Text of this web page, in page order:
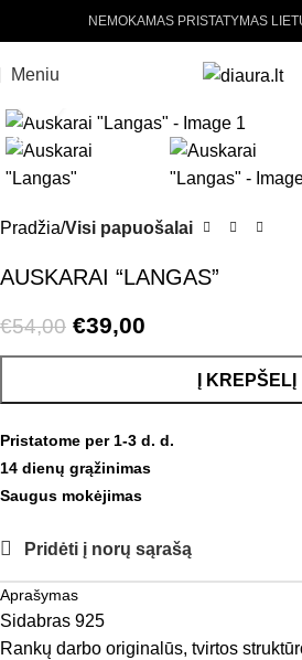
NEMOKAMAS PRISTATYMAS
Meniu
-28%
Pradžia Visi papuošalai
AUSKARAI “LANGAS”
€54,00 €39,00
Į KREPŠELĮ
Pristatome per 1-3 d. d.
14 dienų grąžinimas
Saugus mokėjimas
Pridėti į norų sąrašą
Aprašymas
Sidabras 925
Rankų darbo originalūs, tvirtos